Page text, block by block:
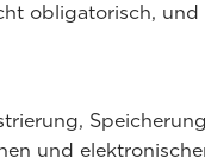
obligatorisch,
und